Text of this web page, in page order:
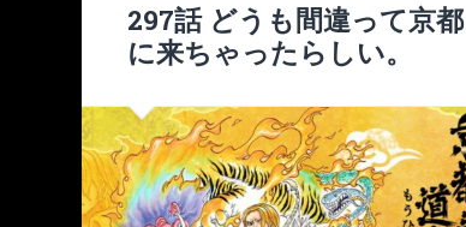
297話 どうも間違って京都
に来ちゃったらしい。